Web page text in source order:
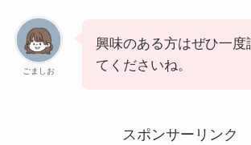
ごましお
興味のある方はぜひ一度
てくださいね。
スポンサーリンク